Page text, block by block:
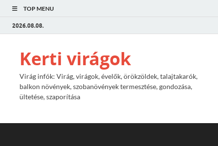
TOP MENU
2026.08.08.
Kerti virágok
Virág infók: Virág, virágok, évelők, örökzöldek, talajtakarók,
balkon növények, szobanövények termesztése, gondozása,
ültetése, szaporítása